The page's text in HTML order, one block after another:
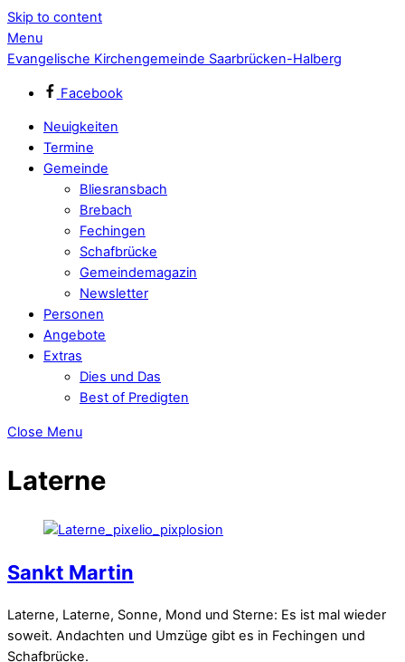
Skip to content
Menu
Evangelische Kirchengemeinde Saarbrücken-Halberg
Facebook
Neuigkeiten
Termine
Gemeinde
Bliesransbach
Brebach
Fechingen
Schafbrücke
Gemeindemagazin
Newsletter
Personen
Angebote
Extras
Dies und Das
Best of Predigten
Close Menu
Laterne
Sankt Martin
Laterne, Laterne, Sonne, Mond und Sterne: Es ist mal wieder
soweit. Andachten und Umzüge gibt es in Fechingen und
Schafbrücke.